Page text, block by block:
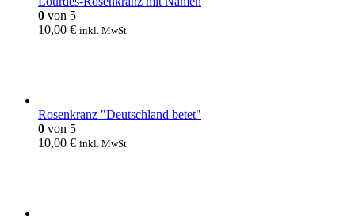
0 von 5
10,00 € inkl. MwSt
Rosenkranz "Deutschland betet"
0 von 5
10,00 € inkl. MwSt